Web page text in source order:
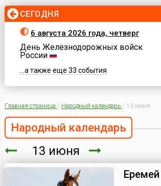
СЕГОДНЯ
6 августа 2026 года, четверг
День Железнодорожных войск
России
...а также еще 33 события
Главная страница / Народный календарь / 13 июня
Народный календарь
13 июня